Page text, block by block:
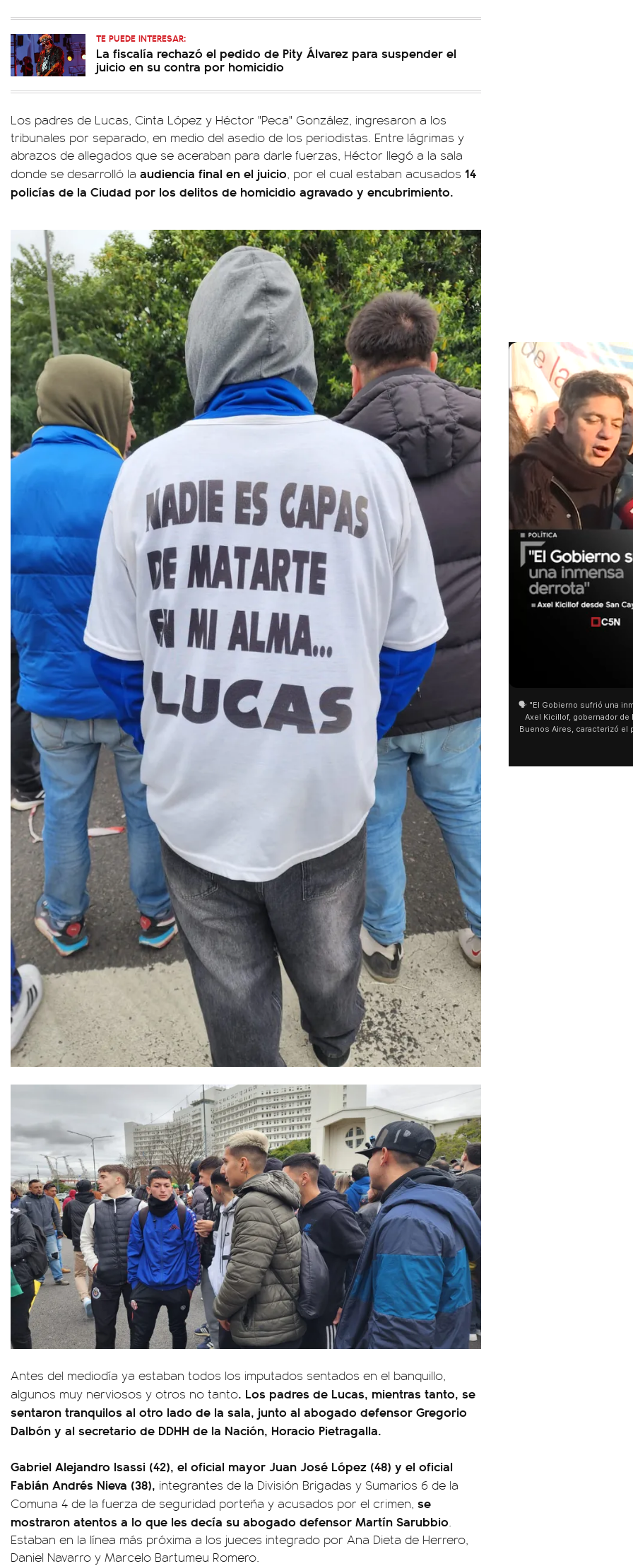
TE PUEDE INTERESAR:
La fiscalía rechazó el pedido de Pity Álvarez para suspender el
juicio en su contra por homicidio
Los padres de Lucas, Cinta López y Héctor "Peca" González, ingresaron a los
tribunales por separado, en medio del asedio de los periodistas. Entre lágrimas y
abrazos de allegados que se aceraban para darle fuerzas, Héctor llegó a la sala
donde se desarrolló la audiencia final en el juicio, por el cual estaban acusados 14
policías de la Ciudad por los delitos de homicidio agravado y encubrimiento.
Antes del mediodía ya estaban todos los imputados sentados en el banquillo,
algunos muy nerviosos y otros no tanto. Los padres de Lucas, mientras tanto, se
sentaron tranquilos al otro lado de la sala, junto al abogado defensor Gregorio
Dalbón y al secretario de DDHH de la Nación, Horacio Pietragalla.
Gabriel Alejandro Isassi (42), el oficial mayor Juan José López (48) y el oficial
Fabián Andrés Nieva (38), integrantes de la División Brigadas y Sumarios 6 de la
Comuna 4 de la fuerza de seguridad porteña y acusados por el crimen, se
mostraron atentos a lo que les decía su abogado defensor Martín Sarubbio.
Estaban en la línea más próxima a los jueces integrado por Ana Dieta de Herrero,
Daniel Navarro y Marcelo Bartumeu Romero.
🗣️ "El Gobierno sufrió una inmensa derrota" 🎙️
Axel Kicillof, gobernador de la Provincia de
Buenos Aires, caracterizó el proyecto de Ley
de Inviolabilidad de la Propiedad Privada
como "una lista sábana con temas nefastos"
y destacó "la movilización popular". 📌 La
declaración fue desde el santuario de San
Cayetano, donde también advirtió que "la
sociedad no solo sufre porque no llega sino
que también está endeudada".
San Cayetano: Jorge García
miles de peregrinos en
de Buenos Aires destacó la
agua y soportó las bajas
últimos días: "Son dificultades